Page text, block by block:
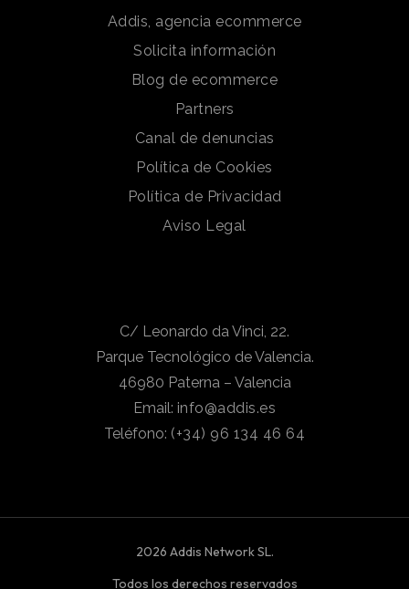
Addis, agencia ecommerce
Solicita información
Blog de ecommerce
Partners
Canal de denuncias
Política de Cookies
Política de Privacidad
Aviso Legal
C/ Leonardo da Vinci, 22.
Parque Tecnológico de Valencia.
46980 Paterna – Valencia
Email: info@addis.es
Teléfono: (+34) 96 134 46 64
2026 Addis Network SL.
Todos los derechos reservados